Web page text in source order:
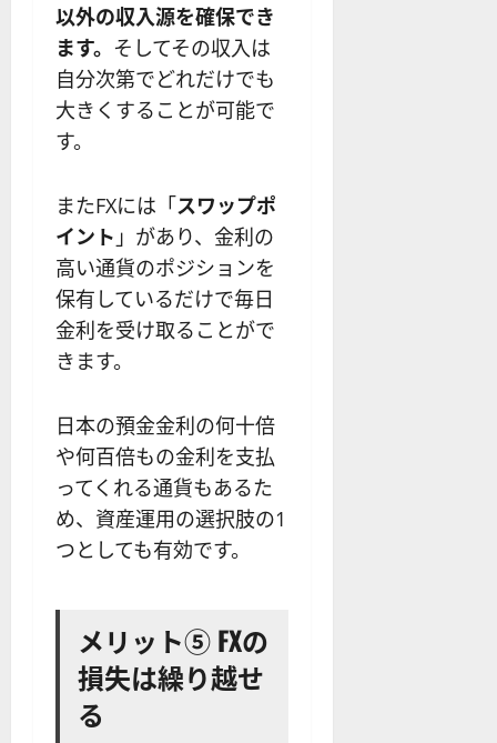
以外の収入源を確保でき
ます。 そしてその収入は
自分次第でどれだけでも
大きくすることが可能で
す。
またFXには「スワップポ
イント 」があり、金利の
高い通貨のポジションを
保有しているだけで毎日
金利を受け取ることがで
きます。
日本の預金金利の何十倍
や何百倍もの金利を支払
ってくれる通貨もあるた
め、資産運用の選択肢の1
つとしても有効です。
メリット⑤ FXの
損失は繰り越せ
る